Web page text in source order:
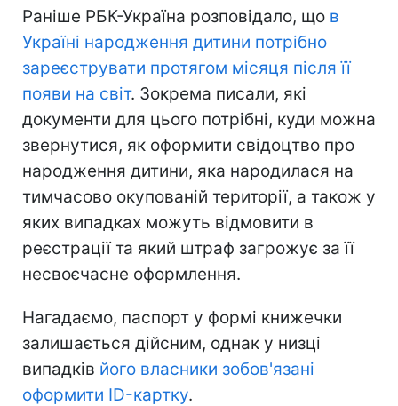
Раніше РБК-Україна розповідало, що в
Україні народження дитини потрібно
зареєструвати протягом місяця після її
появи на світ. Зокрема писали, які
документи для цього потрібні, куди можна
звернутися, як оформити свідоцтво про
народження дитини, яка народилася на
тимчасово окупованій території, а також у
яких випадках можуть відмовити в
реєстрації та який штраф загрожує за її
несвоєчасне оформлення.
Нагадаємо, паспорт у формі книжечки
залишається дійсним, однак у низці
випадків його власники зобов'язані
оформити ID-картку.